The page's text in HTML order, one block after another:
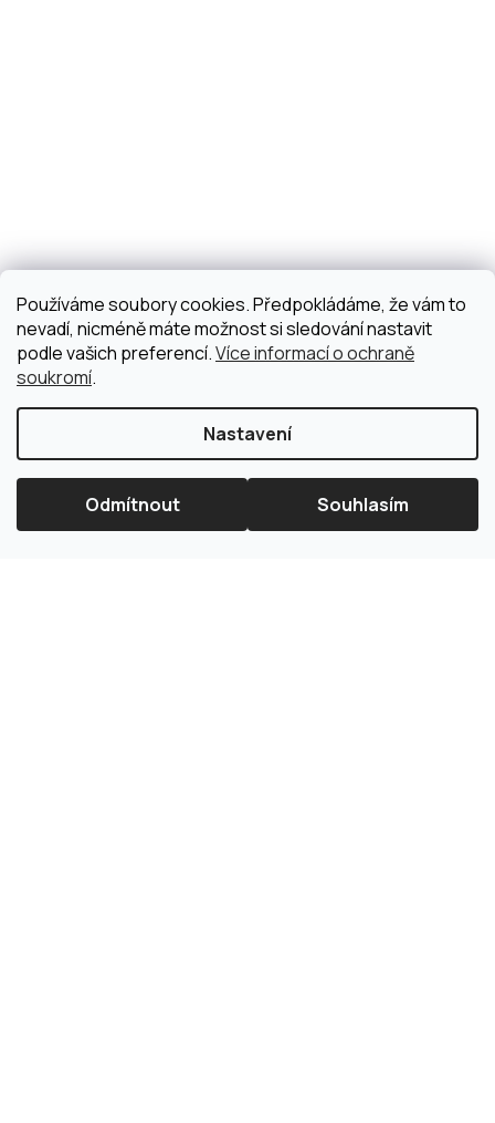
Používáme soubory cookies. Předpokládáme, že vám to
nevadí, nicméně máte možnost si sledování nastavit
podle vašich preferencí.Více informací o ochraně
soukromí.
Nastavení
Odmítnout Souhlasím